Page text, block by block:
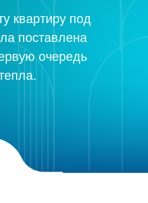
квартиру под
поставлена
очередь